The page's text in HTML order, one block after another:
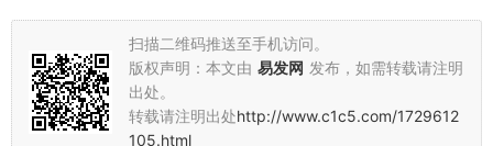
为客户的生活保驾护航。让我们共同关注CMB保险，了解更多保险知
识，为我们的生活增添一份安心和保障。
在此提醒广大消费者，购买保险时要选择正规、合法的保险公司，避
免因误购伪劣保险产品而造成不必要的损失。同时，也要提高自身的
扫描二维码推送至手机访问。
版权声明：本文由 易发网 发布，如需转载请注明
出处。
转载请注明出处http://www.c1c5.com/1729612
105.html